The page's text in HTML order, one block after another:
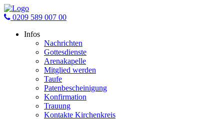
0209 589 007 00
Infos
Nachrichten
Gottesdienste
Arenakapelle
Mitglied werden
Taufe
Patenbescheinigung
Konfirmation
Trauung
Kontakte Kirchenkreis